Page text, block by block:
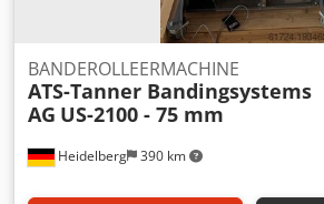
Heidelberg 390 km
BANDEROLLEERMACHINE
ATS-Tanner Bandingsystems
AG US-2100 - 75 mm